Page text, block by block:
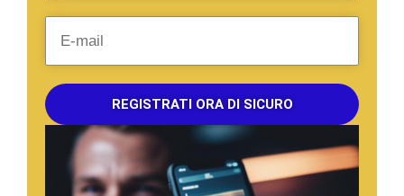
REGISTRATI ORA DI SICURO